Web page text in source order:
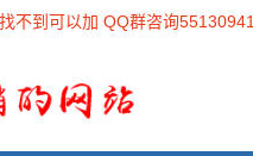
不到可以加 QQ群咨询55130941